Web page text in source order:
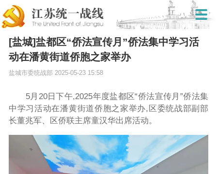
[盐城]盐都区“侨法宣传月”侨法集中学习活
动在潘黄街道侨胞之家举办
盐城市委统战部 2025-05-23 15:58
5月20日下午,2025年度盐都区“侨法宣传月”侨法集
中学习活动在潘黄街道侨胞之家举办,区委统战部副部
长董兆军、区侨联主席童汉华出席活动。